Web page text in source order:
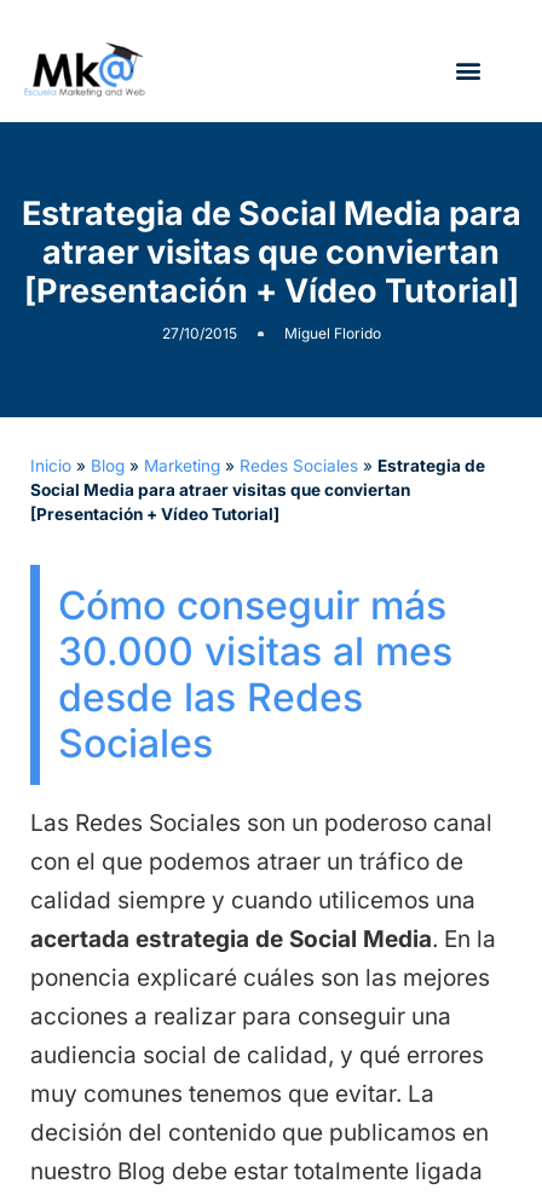
Estrategia de Social Media para
atraer visitas que conviertan
[Presentación + Vídeo Tutorial]
27/10/2015 Miguel Florido
Inicio » Blog » Marketing » Redes Sociales » Estrategia de
Social Media para atraer visitas que conviertan
[Presentación + Vídeo Tutorial]
Cómo conseguir más
30.000 visitas al mes
desde las Redes
Sociales
Las Redes Sociales son un poderoso canal
con el que podemos atraer un tráfico de
calidad siempre y cuando utilicemos una
acertada estrategia de Social Media. En la
ponencia explicaré cuáles son las mejores
acciones a realizar para conseguir una
audiencia social de calidad, y qué errores
muy comunes tenemos que evitar. La
decisión del contenido que publicamos en
nuestro Blog debe estar totalmente ligada